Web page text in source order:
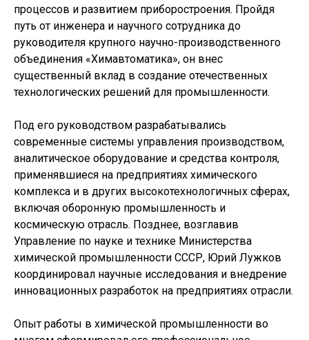
процессов и развитием приборостроения. Пройдя
путь от инженера и научного сотрудника до
руководителя крупного научно-производственного
объединения «Химавтоматика», он внес
существенный вклад в создание отечественных
технологических решений для промышленности.
Под его руководством разрабатывались
современные системы управления производством,
аналитическое оборудование и средства контроля,
применявшиеся на предприятиях химического
комплекса и в других высокотехнологичных сферах,
включая оборонную промышленность и
космическую отрасль. Позднее, возглавив
Управление по науке и технике Министерства
химической промышленности СССР, Юрий Лужков
координировал научные исследования и внедрение
инновационных разработок на предприятиях отрасли.
Опыт работы в химической промышленности во